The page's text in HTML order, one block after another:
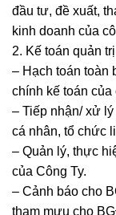
đầu tư, đề xuất,
kinh doanh của
2. Kế toán quản
– Hạch toán toàn
chính kế toán của
– Tiếp nhận/ xử
cá nhân, tổ chức
– Quản lý, thực
của Công Ty.
– Cảnh báo cho
tham mưu cho